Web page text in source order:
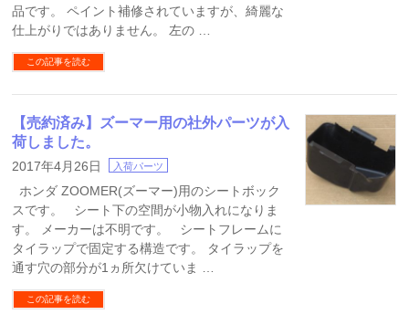
品です。 ペイント補修されていますが、綺麗な
仕上がりではありません。 左の …
この記事を読む
【売約済み】ズーマー用の社外パーツが入
荷しました。
2017年4月26日 入荷パーツ
ホンダ ZOOMER(ズーマー)用のシートボック
スです。 シート下の空間が小物入れになりま
す。 メーカーは不明です。 シートフレームに
タイラップで固定する構造です。 タイラップを
通す穴の部分が1ヵ所欠けていま …
この記事を読む